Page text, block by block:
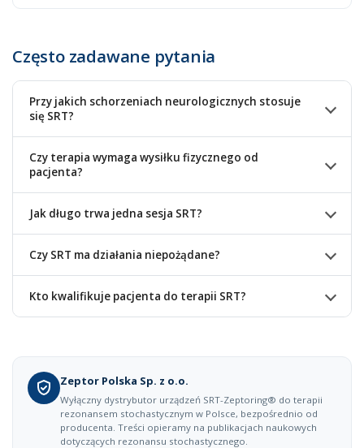
Często zadawane pytania
Przy jakich schorzeniach neurologicznych stosuje
się SRT?
Czy terapia wymaga wysiłku fizycznego od
pacjenta?
Jak długo trwa jedna sesja SRT?
Czy SRT ma działania niepożądane?
Kto kwalifikuje pacjenta do terapii SRT?
Zeptor Polska Sp. z o.o.
Wyłączny dystrybutor urządzeń SRT-Zeptoring® do terapii
rezonansem stochastycznym w Polsce, bezpośrednio od
producenta. Treści opieramy na publikacjach naukowych
dotyczących rezonansu stochastycznego.